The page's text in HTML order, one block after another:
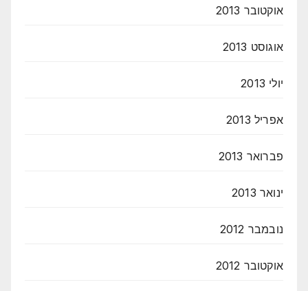
אוקטובר 2013
אוגוסט 2013
יולי 2013
אפריל 2013
פברואר 2013
ינואר 2013
נובמבר 2012
אוקטובר 2012